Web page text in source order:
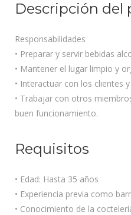
Descripción del
Responsabilidades
• Preparar y servir bebidas
• Mantener el lugar limpio y
• Interactuar con los clientes
• Trabajar con otros
buen funcionamiento.
Requisitos
• Edad: Hasta 35 años
• Experiencia previa como
• Conocimiento de la